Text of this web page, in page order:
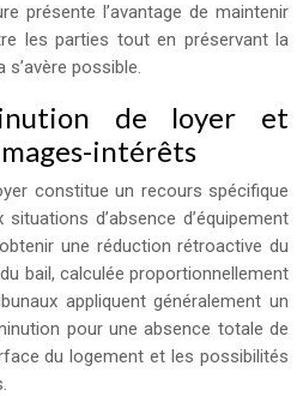
présente l’avantage de maintenir
les parties tout en préservant la
possible.
de loyer et
intérêts
constitue un recours spécifique
d’absence d’équipement
une réduction rétroactive du
bail, calculée proportionnellement
appliquent généralement un
pour une absence totale de
du logement et les possibilités